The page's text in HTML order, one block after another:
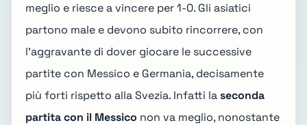
meglio e riesce a vincere per 1-0. Gli asiatici
partono male e devono subito rincorrere, con
l'aggravante di dover giocare le successive
partite con Messico e Germania, decisamente
più forti rispetto alla Svezia. Infatti laseconda
partita con il Messico non va meglio, nonostante